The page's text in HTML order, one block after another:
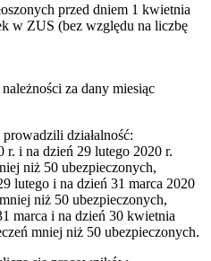
przed dniem 1 kwietnia
w ZUS (bez względu na liczbę
za dany miesiąc
działalność:
r. i na dzień 29 lutego 2020 r.
niż 50 ubezpieczonych,
lutego i na dzień 31 marca 2020
niż 50 ubezpieczonych,
marca i na dzień 30 kwietnia
mniej niż 50 ubezpieczonych.